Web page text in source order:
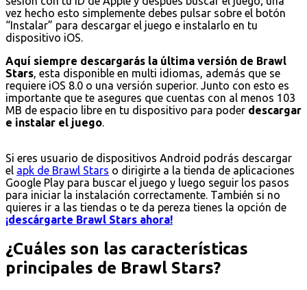
vez hecho esto simplemente debes pulsar sobre el botón
“Instalar” para descargar el juego e instalarlo en tu
dispositivo iOS.
Aquí siempre descargarás la última versión de Brawl
Stars, esta disponible en multi idiomas, además que se
requiere iOS 8.0 o una versión superior. Junto con esto es
importante que te asegures que cuentas con al menos 103
MB de espacio libre en tu dispositivo para poder descargar
e instalar el juego.
Si eres usuario de dispositivos Android podrás descargar
el apk de Brawl Stars o dirigirte a la tienda de aplicaciones
Google Play para buscar el juego y luego seguir los pasos
para iniciar la instalación correctamente. También si no
quieres ir a las tiendas o te da pereza tienes la opción de
¡descárgarte Brawl Stars ahora!
¿Cuáles son las características
principales de Brawl Stars?